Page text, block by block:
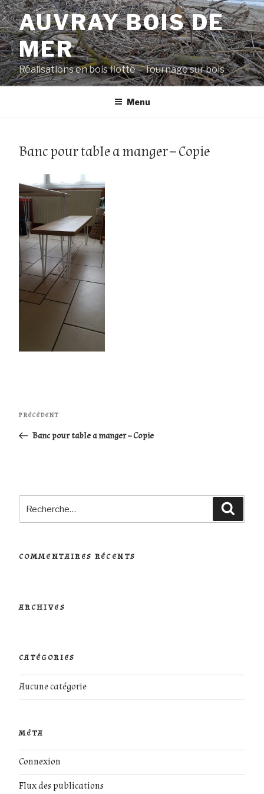
Aller
au
contenu
principal
AUVRAY BOIS DE
MER
Réalisations en bois flotté – Tournage sur bois
Menu
Banc pour table a manger – Copie
l’article
Article
précédent
PRÉCÉDENT
Banc pour table a manger – Copie
pour
COMMENTAIRES RÉCENTS
ARCHIVES
CATÉGORIES
Aucune catégorie
MÉTA
Connexion
Flux des publications